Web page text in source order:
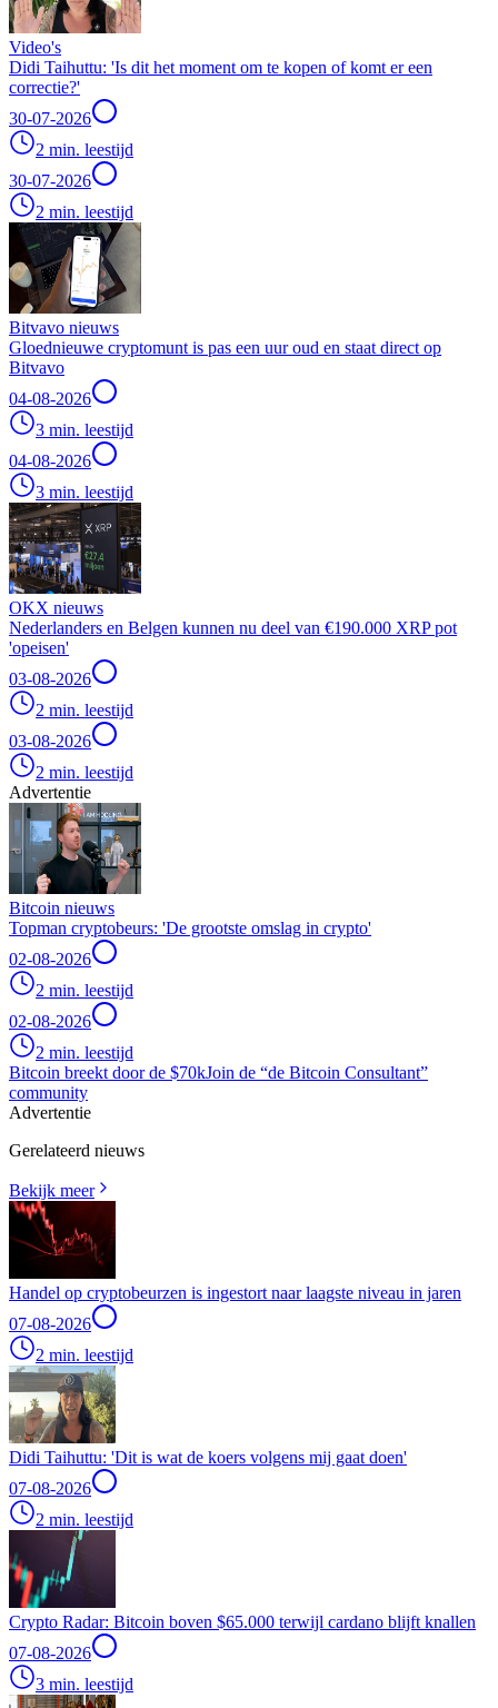
Video's
Didi Taihuttu: 'Is dit het moment om te kopen of komt er een
correctie?'
30-07-2026
2 min. leestijd
30-07-2026
2 min. leestijd
Bitvavo nieuws
Gloednieuwe cryptomunt is pas een uur oud en staat direct op
Bitvavo
04-08-2026
3 min. leestijd
04-08-2026
3 min. leestijd
OKX nieuws
Nederlanders en Belgen kunnen nu deel van €190.000 XRP pot
'opeisen'
03-08-2026
2 min. leestijd
03-08-2026
2 min. leestijd
Advertentie
Bitcoin nieuws
Topman cryptobeurs: 'De grootste omslag in crypto'
02-08-2026
2 min. leestijd
02-08-2026
2 min. leestijd
Bitcoin breekt door de $70kJoin de “de Bitcoin Consultant”
community
Advertentie
Gerelateerd nieuws
Bekijk meer
Handel op cryptobeurzen is ingestort naar laagste niveau in jaren
07-08-2026
2 min. leestijd
Didi Taihuttu: 'Dit is wat de koers volgens mij gaat doen'
07-08-2026
2 min. leestijd
Crypto Radar: Bitcoin boven $65.000 terwijl cardano blijft knallen
07-08-2026
3 min. leestijd